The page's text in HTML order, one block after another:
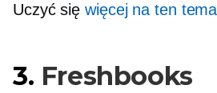
Uczyć sięwięcej na ten
3. Freshbooks